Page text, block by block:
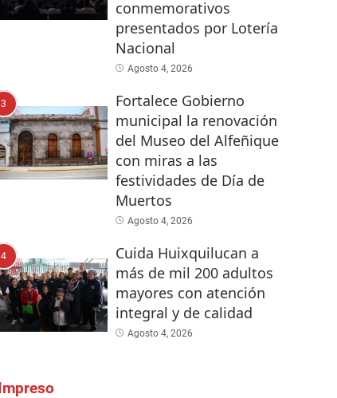
conmemorativos
presentados por Lotería
Nacional
Agosto 4, 2026
3
Fortalece Gobierno
municipal la renovación
del Museo del Alfeñique
con miras a las
festividades de Día de
Muertos
Agosto 4, 2026
4
Cuida Huixquilucan a
más de mil 200 adultos
mayores con atención
integral y de calidad
Agosto 4, 2026
Impreso